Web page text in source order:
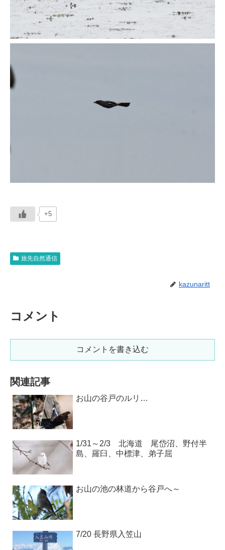
+5
旅先自然通信
kazunaritt
コメント
コメントを書き込む
関連記事
お山の谷戸のルリ…
1/31～2/3 北海道 尾岱沼、野付半
島、羅臼、中標津、弟子屈
お山の池の林道から谷戸へ～
7/20 長野県入笠山